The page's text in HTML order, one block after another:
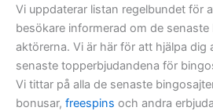
Vi uppdaterar listan regelbundet för
besökare informerad om de
aktörerna. Vi är här för att hjälpa dig
senaste topperbjudandena för
Vi tittar på alla de senaste
bonusar, freespins och andra